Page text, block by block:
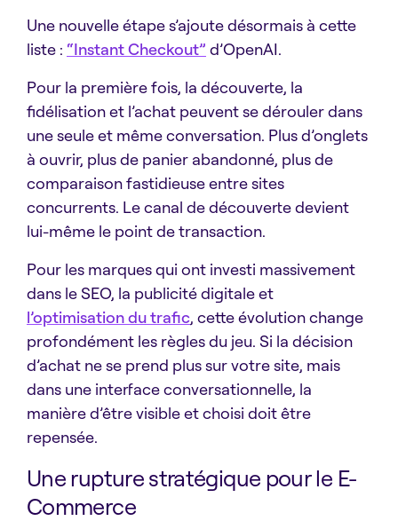
Une nouvelle étape s’ajoute désormais à cette
liste : “Instant Checkout” d’OpenAI.
Pour la première fois, la découverte, la
fidélisation et l’achat peuvent se dérouler dans
une seule et même conversation. Plus d’onglets
à ouvrir, plus de panier abandonné, plus de
comparaison fastidieuse entre sites
concurrents. Le canal de découverte devient
lui-même le point de transaction.
Pour les marques qui ont investi massivement
dans le SEO, la publicité digitale et
l’optimisation du trafic, cette évolution change
profondément les règles du jeu. Si la décision
d’achat ne se prend plus sur votre site, mais
dans une interface conversationnelle, la
manière d’être visible et choisi doit être
repensée.
Une rupture stratégique pour le E-
Commerce